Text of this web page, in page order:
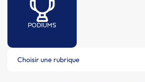
PODIUMS
Choisir une rubrique